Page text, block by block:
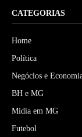
CATEGORIAS
Home
Política
Negócios e
BH e MG
Mídia em MG
Futebol